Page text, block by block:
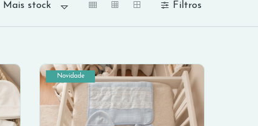
Mais stock Filtros
Novidade